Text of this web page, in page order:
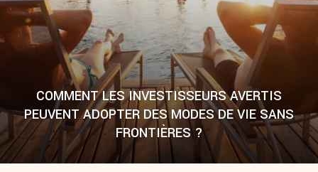
COMMENT LES INVESTISSEURS AVERTIS
PEUVENT ADOPTER DES MODES DE VIE SANS
FRONTIÈRES ?